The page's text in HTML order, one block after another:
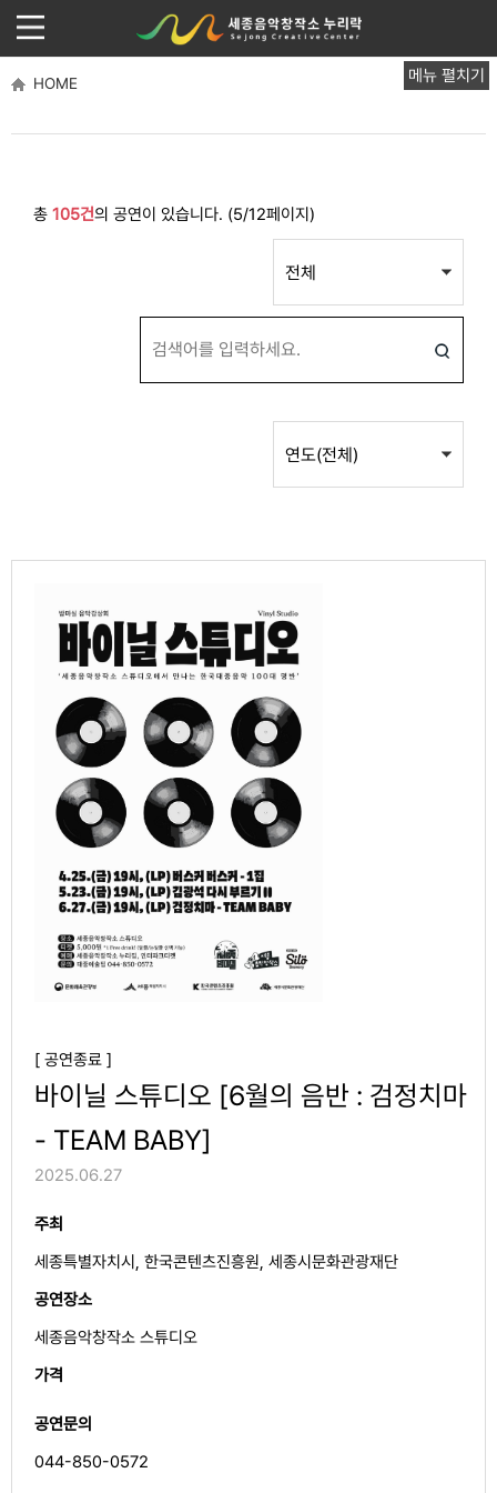
메뉴 펼치기
HOME
총 105건의 공연이 있습니다. (5/12페이지)
[ 공연종료 ]
바이닐 스튜디오 [6월의 음반 : 검정치마
- TEAM BABY]
2025.06.27
주최
세종특별자치시, 한국콘텐츠진흥원, 세종시문화관광재단
공연장소
세종음악창작소 스튜디오
가격
공연문의
044-850-0572